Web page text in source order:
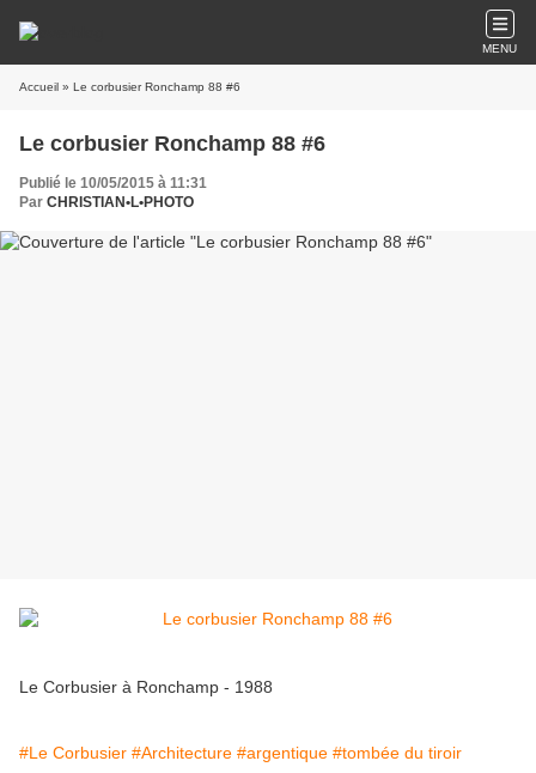
MENU
Accueil » Le corbusier Ronchamp 88 #6
Le corbusier Ronchamp 88 #6
Publié le 10/05/2015 à 11:31
Par CHRISTIAN•L•PHOTO
Le Corbusier à Ronchamp - 1988
#Le Corbusier #Architecture #argentique #tombée du tiroir